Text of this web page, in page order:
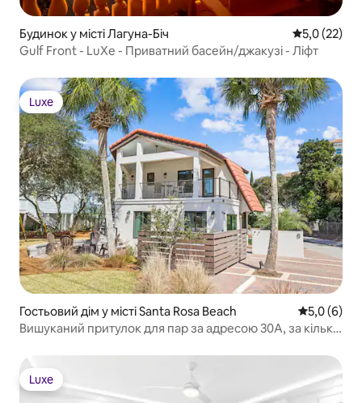
Будинок у місті Лагуна-Біч Середня
5,0 (22)
Gulf Front - LuXe - Приватний басейн/джакузі - Ліфт
Luxe
Luxe
Гостьовий дім у місті Santa Rosa Beach Середня
5,0 (6)
Вишуканий притулок для пар за адресою 30A, за кілька
Luxe
Luxe